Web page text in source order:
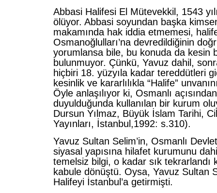
Abbasi Halifesi El Mütevekkil, 1543
ölüyor. Abbasi soyundan başka
makamında hak iddia etmemesi,
Osmanoğlulları’na devredildiğinin
yorumlansa bile, bu konuda da kesin
bulunmuyor. Çünkü, Yavuz dahil,
hiçbiri 18. yüzyıla kadar tereddütleri
kesinlik ve kararlılıkla “Halife”
Öyle anlaşılıyor ki, Osmanlı
duyulduğunda kullanılan bir kurum
Dursun Yılmaz, Büyük İslam Tarihi,
Yayınları, İstanbul,1992: s.310).
Yavuz Sultan Selim’in, Osmanlı
siyasal yapısına hilafet kurumunu
temelsiz bilgi, o kadar sık tekrarlandı
kabule dönüştü. Oysa, Yavuz Sultan
Halifeyi İstanbul’a getirmişti.